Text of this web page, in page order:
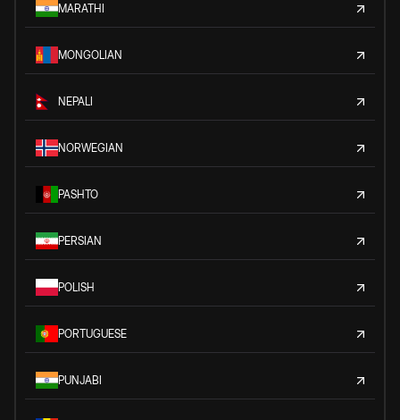
MARATHI
MONGOLIAN
NEPALI
NORWEGIAN
PASHTO
PERSIAN
POLISH
PORTUGUESE
PUNJABI